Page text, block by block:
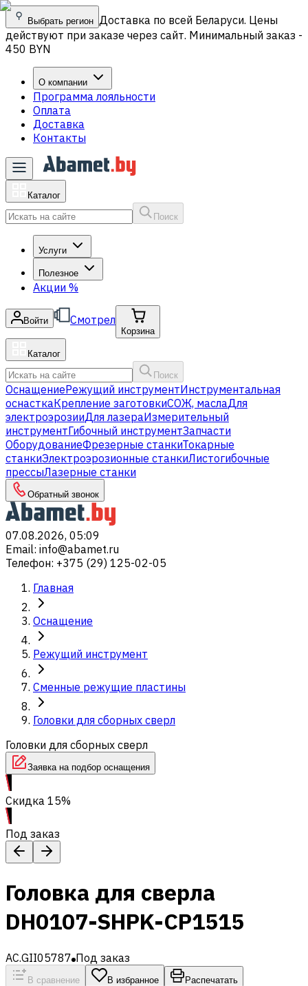
Выбрать регион Доставка по всей Беларуси. Цены
действуют при заказе через сайт. Минимальный заказ -
450 BYN
О компании
Программа лояльности
Оплата
Доставка
Контакты
Каталог
Поиск
Услуги
Полезное
Акции %
Войти Смотрел
Корзина
Каталог
Поиск
ОснащениеРежущий инструментИнструментальная
оснасткаКрепление заготовкиСОЖ, маслаДля
электроэрозииДля лазераИзмерительный
инструментГибочный инструментЗапчасти
ОборудованиеФрезерные станкиТокарные
станкиЭлектроэрозионные станкиЛистогибочные
прессыЛазерные станки
Обратный звонок
07.08.2026, 05:09
Email: info@abamet.ru
Телефон: +375 (29) 125-02-05
Главная
Оснащение
Режущий инструмент
Сменные режущие пластины
Головки для сборных сверл
Головки для сборных сверл
Заявка на подбор оснащения
Скидка 15%
Под заказ
Головка для сверла
DH0107-SHPK-CP1515
AC.GII05787 Под заказ
В сравнение В избранное Распечатать